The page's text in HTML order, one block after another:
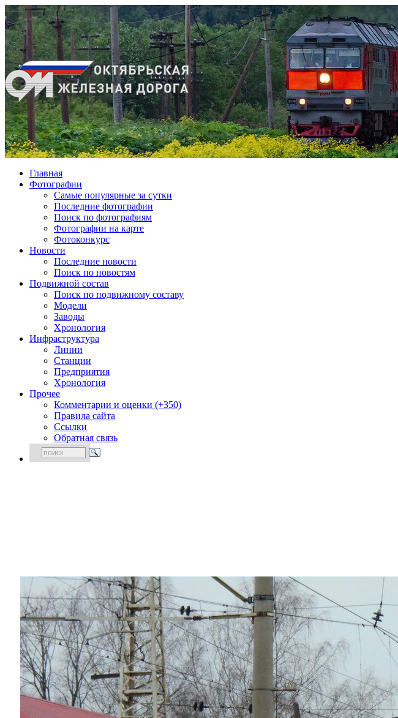
Главная
Фотографии
Cамые популярные за сутки
Последние фотографии
Поиск по фотографиям
Фотографии на карте
Фотоконкурс
Новости
Последние новости
Поиск по новостям
Подвижной состав
Поиск по подвижному составу
Модели
Заводы
Хронология
Инфраструктура
Линии
Станции
Предприятия
Хронология
Прочее
Комментарии и оценки (+350)
Правила сайта
Ссылки
Обратная связь